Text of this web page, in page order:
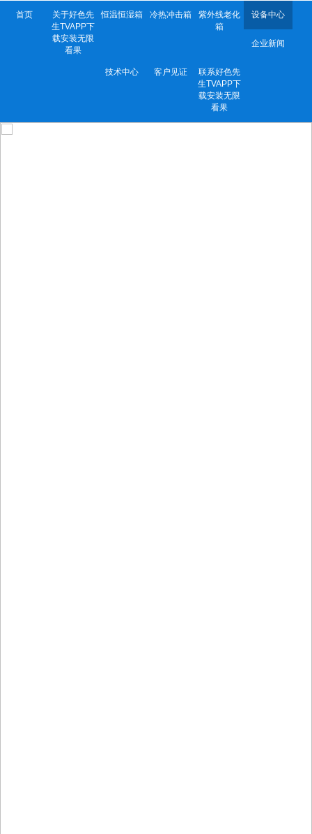
首页
关于好色先
生TVAPP下
载安装无限
看果
恒温恒湿箱 冷热冲击箱
紫外线老化
箱
设备中心
企业新闻
技术中心 客户见证
联系好色先
生TVAPP下
载安装无限
看果